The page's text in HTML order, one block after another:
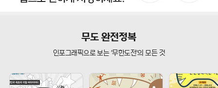
무도 완전정복
인포그래픽으로 보는 '무한도전'의 모든 것